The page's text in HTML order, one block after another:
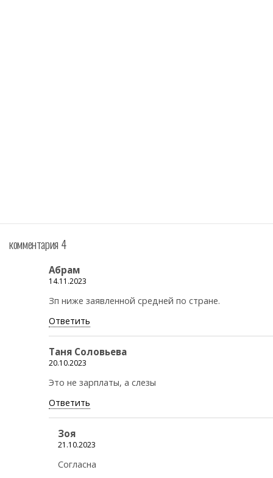
комментария 4
Абрам
14.11.2023
Зп ниже заявленной средней по стране.
Ответить
Таня Соловьева
20.10.2023
Это не зарплаты, а слезы
Ответить
Зоя
21.10.2023
Согласна